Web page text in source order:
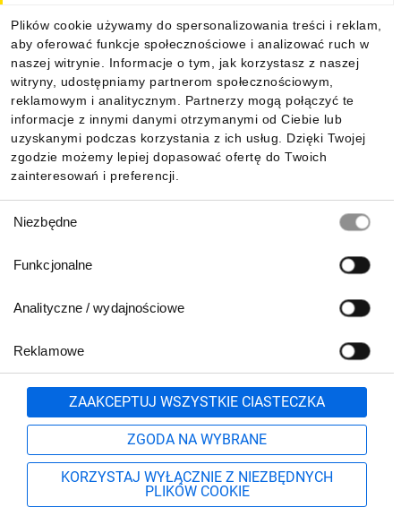
Plików cookie używamy do spersonalizowania treści i reklam,
aby oferować funkcje społecznościowe i analizować ruch w
naszej witrynie. Informacje o tym, jak korzystasz z naszej
witryny, udostępniamy partnerom społecznościowym,
reklamowym i analitycznym. Partnerzy mogą połączyć te
informacje z innymi danymi otrzymanymi od Ciebie lub
uzyskanymi podczas korzystania z ich usług. Dzięki Twojej
zgodzie możemy lepiej dopasować ofertę do Twoich
zainteresowań i preferencji.
zgody
Niezbędne
Funkcjonalne
Analityczne / wydajnościowe
Reklamowe
ZAAKCEPTUJ WSZYSTKIE CIASTECZKA
ZGODA NA WYBRANE
KORZYSTAJ WYŁĄCZNIE Z NIEZBĘDNYCH
PLIKÓW COOKIE
Informacje
Pobierz naszą aplikację mobilną:
801 500 700 lub
71 37 61 600
Formularz kontaktowy